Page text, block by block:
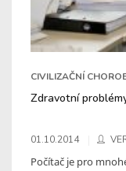
CIVILIZAČNÍ
Zdravotní
01.10.2014
Počítač je pro